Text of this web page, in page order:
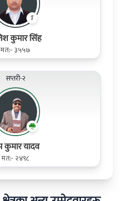
कुमार सिंह
मत:- ३५५७
सप्तरी-२
कुमार यादव
मत:- २४९८